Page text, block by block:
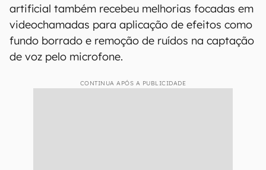
artificial também recebeu melhorias focadas em
videochamadas para aplicação de efeitos como
fundo borrado e remoção de ruídos na captação
de voz pelo microfone.
CONTINUA APÓS A PUBLICIDADE